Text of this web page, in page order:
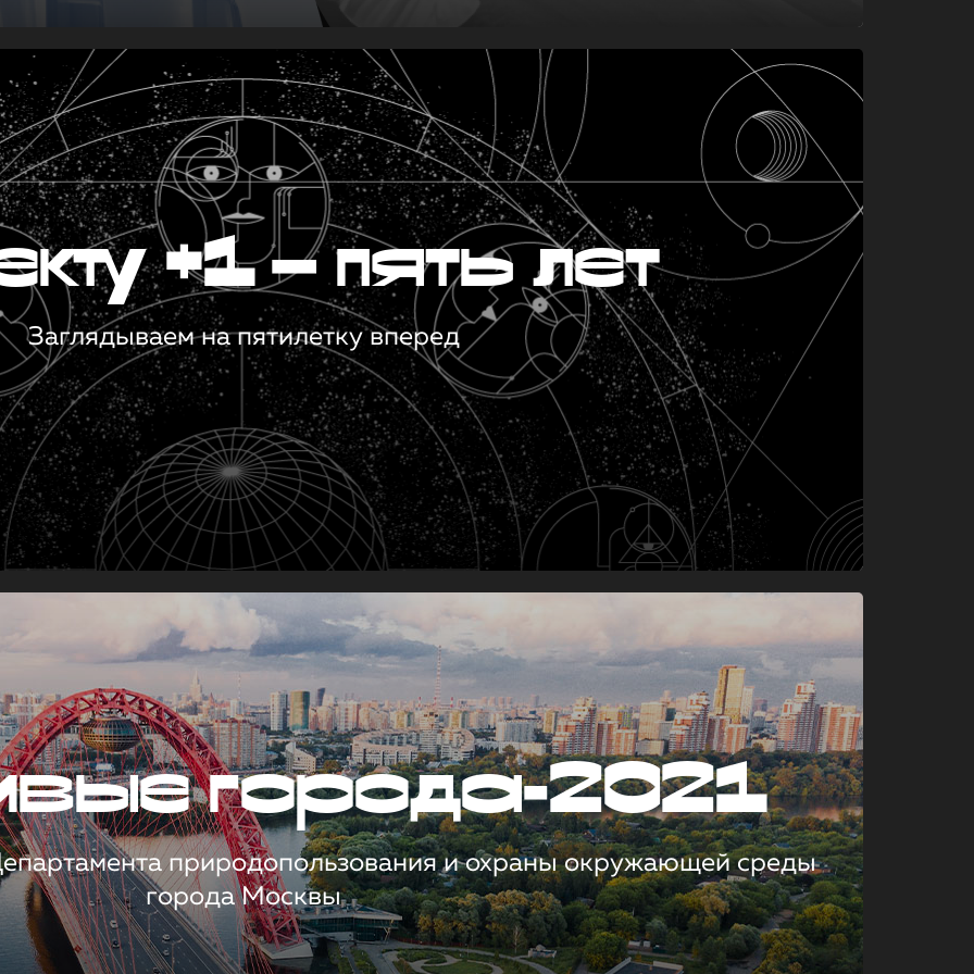
+1 — пять лет
Заглядываем на пятилетку вперед
города-2021
природопользования и охраны окружающей среды
города Москвы